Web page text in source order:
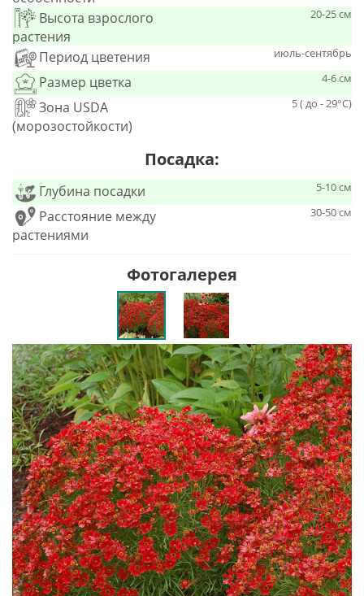
Высота взрослого
растения
20-25 см
Период цветения июль-сентябрь
Размер цветка 4-6 см
Зона USDA
(морозостойкости)
5 ( до - 29°С)
Посадка:
Глубина посадки 5-10 см
Расстояние между
растениями
30-50 см
Фотогалерея